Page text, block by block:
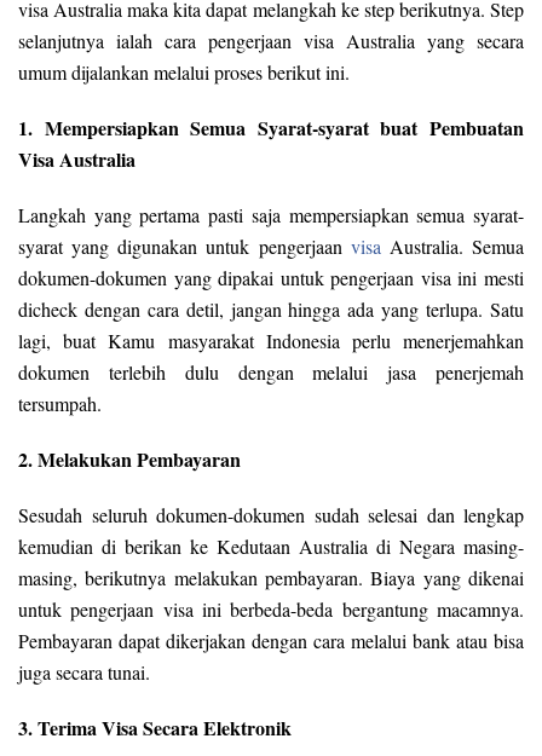
visa Australia maka kita dapat melangkah ke step berikutnya. Step
selanjutnya ialah cara pengerjaan visa Australia yang secara
umum dijalankan melalui proses berikut ini.
1. Mempersiapkan Semua Syarat-syarat buat Pembuatan
Visa Australia
Langkah yang pertama pasti saja mempersiapkan semua syarat-
syarat yang digunakan untuk pengerjaan visa Australia. Semua
dokumen-dokumen yang dipakai untuk pengerjaan visa ini mesti
dicheck dengan cara detil, jangan hingga ada yang terlupa. Satu
lagi, buat Kamu masyarakat Indonesia perlu menerjemahkan
dokumen terlebih dulu dengan melalui jasa penerjemah
tersumpah.
2. Melakukan Pembayaran
Sesudah seluruh dokumen-dokumen sudah selesai dan lengkap
kemudian di berikan ke Kedutaan Australia di Negara masing-
masing, berikutnya melakukan pembayaran. Biaya yang dikenai
untuk pengerjaan visa ini berbeda-beda bergantung macamnya.
Pembayaran dapat dikerjakan dengan cara melalui bank atau bisa
juga secara tunai.
3. Terima Visa Secara Elektronik